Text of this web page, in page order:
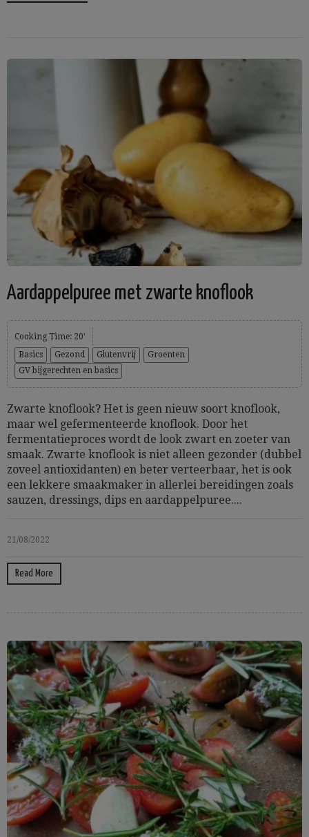
Aardappelpuree met zwarte knoflook
Cooking Time: 20'
Basics
Gezond Glutenvrij
Groenten
GV bijgerechten en basics
Zwarte knoflook? Het is geen nieuw soort knoflook,
maar wel gefermenteerde knoflook. Door het
fermentatieproces wordt de look zwart en zoeter van
smaak. Zwarte knoflook is niet alleen gezonder (dubbel
zoveel antioxidanten) en beter verteerbaar, het is ook
een lekkere smaakmaker in allerlei bereidingen zoals
sauzen, dressings, dips en aardappelpuree....
21/08/2022
Read More